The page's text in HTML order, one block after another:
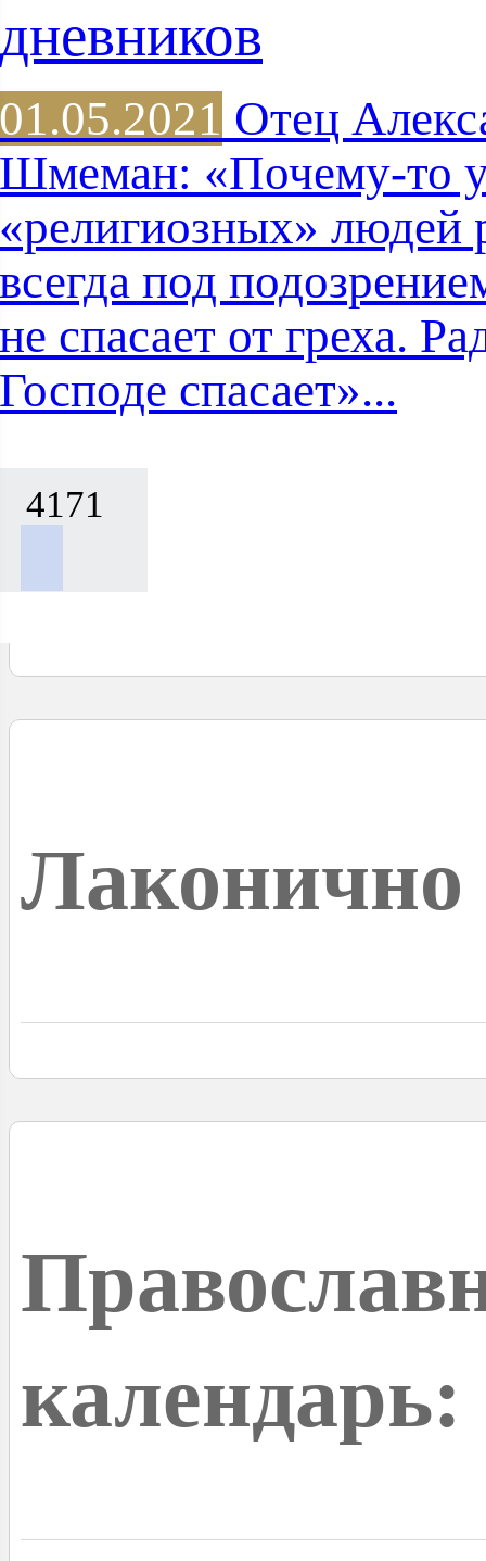
дневников
01.05.2021 Отец
Шмеман: «Почему-то
«религиозных» людей
всегда под
не спасает от греха.
Господе спасает»...
4171
Лаконично
календарь: